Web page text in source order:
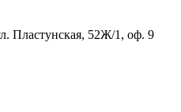
Пластунская, 52Ж/1, оф. 9